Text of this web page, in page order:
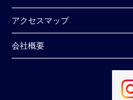
アクセスマップ
会社概要